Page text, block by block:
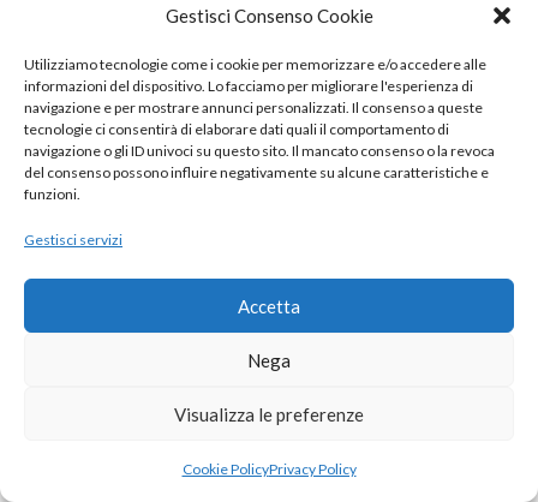
Gestisci Consenso Cookie
Utilizziamo tecnologie come i cookie per memorizzare e/o accedere alle
informazioni del dispositivo. Lo facciamo per migliorare l'esperienza di
navigazione e per mostrare annunci personalizzati. Il consenso a queste
tecnologie ci consentirà di elaborare dati quali il comportamento di
navigazione o gli ID univoci su questo sito. Il mancato consenso o la revoca
del consenso possono influire negativamente su alcune caratteristiche e
funzioni.
Gestisci servizi
Accetta
Nega
Visualizza le preferenze
Cookie PolicyPrivacy Policy
grafica
informatica
internet
LLM
matematica